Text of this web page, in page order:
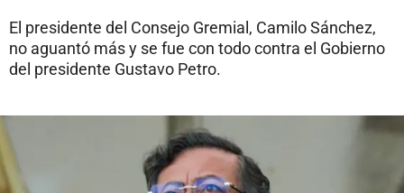
El presidente del Consejo Gremial, Camilo Sánchez,
no aguantó más y se fue con todo contra el Gobierno
del presidente Gustavo Petro.